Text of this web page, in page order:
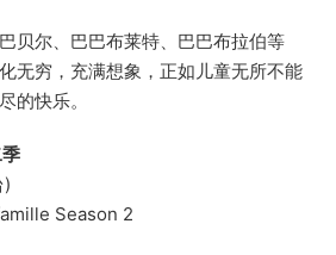
贝尔、巴巴布莱特、巴巴布拉伯等
无穷，充满想象，正如儿童无所不能
的快乐。
)
Season 2